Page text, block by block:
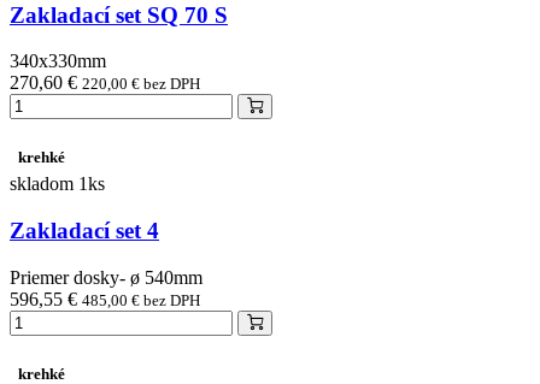
Zakladací set SQ 70 S
340x330mm
270,60 € 220,00 € bez DPH
krehké
skladom 1ks
Zakladací set 4
Priemer dosky- ø 540mm
596,55 € 485,00 € bez DPH
krehké